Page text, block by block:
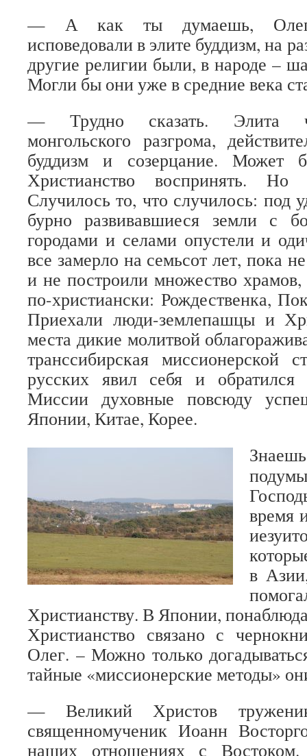
— А как ты думаешь,
исповедовали в элите буддизм, на
другие религии были, в народе –
Могли бы они уже в средние века
— Трудно сказать. Элита
монгольского разгрома,
буддизм и созерцание. Может
Христианство воспринять.
Случилось то, что случилось: под
бурно развивавшиеся земли с
городами и селами опустели и
все замерло на семьсот лет, пока
и не построили множество
по-христиански: Рождественка,
Приехали люди-землепашцы и
места дикие молитвой
транссибирская миссионерской
русских явил себя и обратился
Миссии духовные повсюду
Японии, Китае, Корее.
время
в
Христианству. В Японии,
Христианство связано с
Олег. – Можно только
тайные «миссионерские методы»
— Великий Христов
священномученик Иоанн
наших отношениях с